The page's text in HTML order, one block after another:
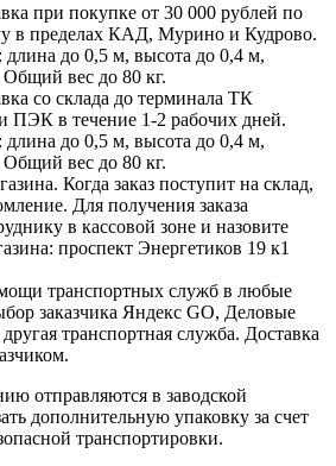
при покупке от 30 000 рублей по
в пределах КАД, Мурино и Кудрово.
длина до 0,5 м, высота до 0,4 м,
вес до 80 кг.
со склада до терминала ТК
ПЭК в течение 1-2 рабочих дней.
длина до 0,5 м, высота до 0,4 м,
вес до 80 кг.
Когда заказ поступит на склад,
Для получения заказа
в кассовой зоне и назовите
проспект Энергетиков 19 к1
транспортных служб в любые
заказчика Яндекс GO, Деловые
транспортная служба. Доставка
отправляются в заводской
дополнительную упаковку за счет
транспортировки.